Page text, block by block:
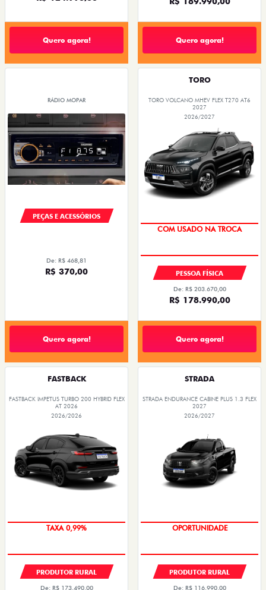
Quero agora! Quero agora!
RÁDIO MOPAR
PEÇAS E ACESSÓRIOS
De: R$ 468,81
R$ 370,00
Quero agora!
TORO
TORO VOLCANO MHEV FLEX T270 AT6
2027
2026/2027
PESSOA FÍSICA
De: R$ 203.670,00
R$ 178.990,00
Quero agora!
FASTBACK
FASTBACK IMPETUS TURBO 200 HYBRID FLEX
AT 2026
2026/2026
PRODUTOR RURAL
De: R$ 173.490,00
STRADA
STRADA ENDURANCE CABINE PLUS 1.3 FLEX
2027
2026/2027
PRODUTOR RURAL
De: R$ 116.990,00